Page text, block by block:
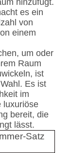
hinzufügt.
es ein
von
einem
um oder
Raum
ist
Es ist
im
luxuriöse
bereit, die
lässt.
Satz